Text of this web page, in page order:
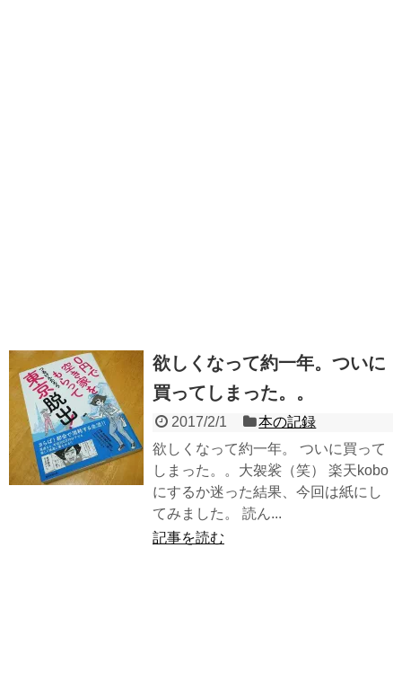
欲しくなって約一年。ついに
買ってしまった。。
2017/2/1
本の記録
欲しくなって約一年。 ついに買って
しまった。。大袈裟（笑） 楽天kobo
にするか迷った結果、今回は紙にし
てみました。 読ん...
記事を読む